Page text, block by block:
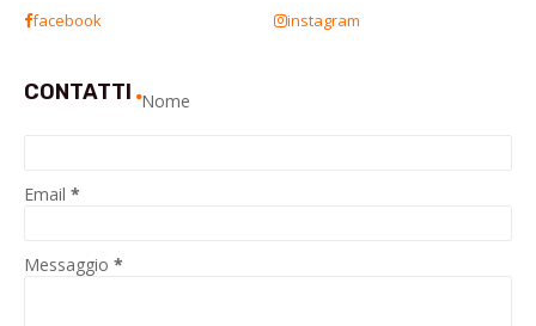
facebook instagram
CONTATTI Nome
Email *
Messaggio *